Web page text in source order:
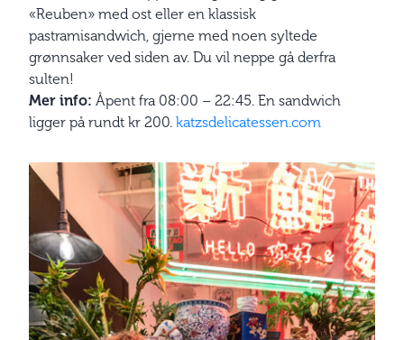
«Reuben» med ost eller en klassisk
pastramisandwich, gjerne med noen syltede
grønnsaker ved siden av. Du vil neppe gå derfra
sulten!
Mer info: Åpent fra 08:00 – 22:45. En sandwich
ligger på rundt kr 200. katzsdelicatessen.com